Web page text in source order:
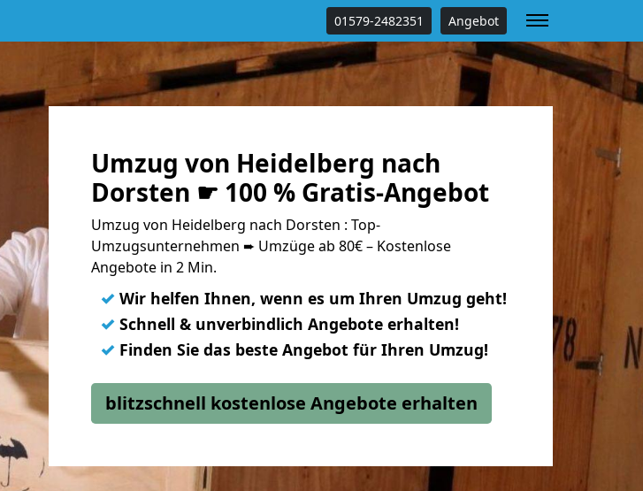
01579-2482351 Angebot
Umzug von Heidelberg nach
Dorsten ☛ 100 % Gratis-Angebot
Umzug von Heidelberg nach Dorsten : Top-
Umzugsunternehmen ➨ Umzüge ab 80€ – Kostenlose
Angebote in 2 Min.
✓ Wir helfen Ihnen, wenn es um Ihren Umzug geht!
✓ Schnell & unverbindlich Angebote erhalten!
✓ Finden Sie das beste Angebot für Ihren Umzug!
blitzschnell kostenlose Angebote erhalten